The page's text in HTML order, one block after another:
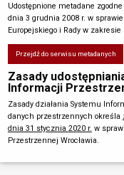
Udostępnione metadane
dnia 3 grudnia 2008 r. w
Europejskiego i Rady w
Przejdź do serwisu metadanych
Zasady
Informacji
Zasady działania Systemu
danych przestrzennych określa
dnia 31 stycznia 2020 r. w
Przestrzennej Wrocławia.